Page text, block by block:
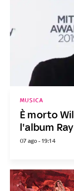
È morto
l'album
MUSICA
07 ago - 19:14